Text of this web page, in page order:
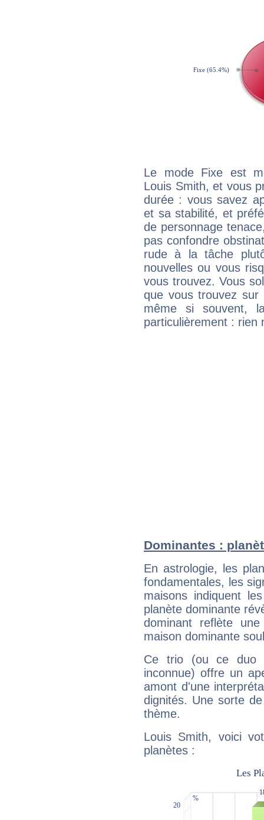
Le mode Fixe est
Louis Smith, et vous
durée : vous savez
et sa stabilité, et
de personnage
pas confondre
rude à la tâche
nouvelles ou vous
vous trouvez. Vous
que vous trouvez
même si souvent,
particulièrement : rien
Dominantes :
En astrologie, les
fondamentales, les
maisons indiquent
planète dominante
dominant reflète
maison dominante
Ce trio (ou ce duo
inconnue) offre un
amont d'une
dignités. Une sorte
thème.
Louis Smith, voici
planètes :